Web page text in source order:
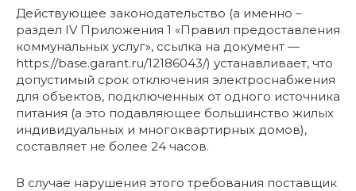
Действующее законодательство (а именно –
раздел IV Приложения 1 «Правил предоставления
коммунальных услуг», ссылка на документ —
https://base.garant.ru/12186043/) устанавливает, что
допустимый срок отключения электроснабжения
для объектов, подключенных от одного источника
питания (а это подавляющее большинство жилых
индивидуальных и многоквартирных домов),
составляет не более 24 часов.
В случае нарушения этого требования поставщик